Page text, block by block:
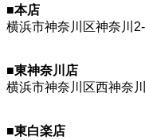
■本店
横浜市神奈川区神奈川
■東神奈川店
横浜市神奈川区西神奈
■東白楽店